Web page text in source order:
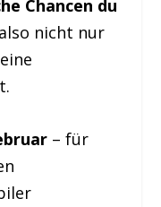
Chancen du
nicht nur
– für